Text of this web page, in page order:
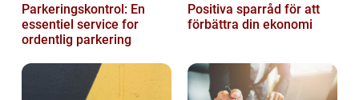
Parkeringskontrol: En
essentiel service for
ordentlig parkering
Positiva sparråd för att
förbättra din ekonomi